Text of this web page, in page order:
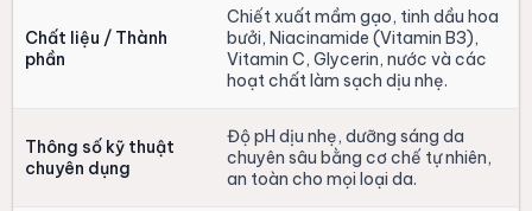
Chất liệu / Thành
phần
Chiết xuất mầm gạo, tinh dầu hoa
bưởi, Niacinamide (Vitamin B3),
Vitamin C, Glycerin, nước và các
hoạt chất làm sạch dịu nhẹ.
Thông số kỹ thuật
chuyên dụng
Độ pH dịu nhẹ, dưỡng sáng da
chuyên sâu bằng cơ chế tự nhiên,
an toàn cho mọi loại da.